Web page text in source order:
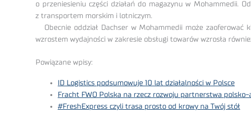
o przeniesieniu części działań do magazynu w Mohammedii.
z transportem morskim i lotniczym.
Obecnie oddział Dachser w Mohammedii może zaoferować
wzrostem wydajności w zakresie obsługi towarów wzrosła
Powiązane wpisy:
ID Logistics podsumowuje 10 lat działalności w Polsce
Fracht FWO Polska na rzecz rozwoju partnerstwa polsko-
#FreshExpress czyli trasa prosto od krowy na Twój stół